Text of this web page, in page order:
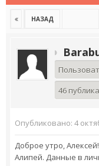
НАЗАД
46
Опубликовано: 4
Доброе утро,
Алипей. Данные в